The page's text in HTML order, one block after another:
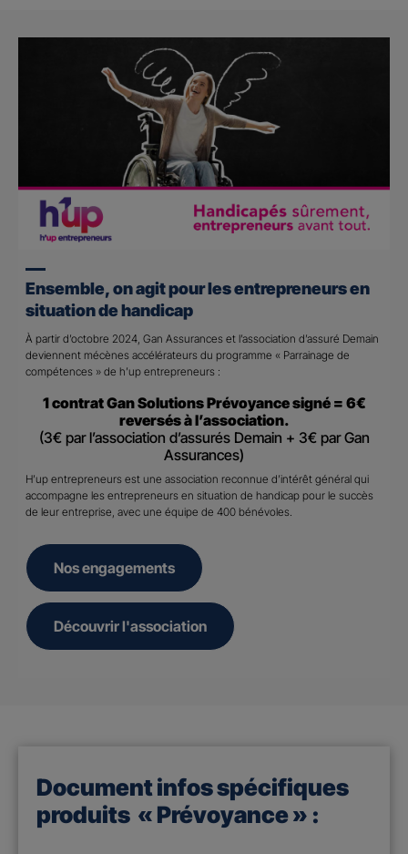
Ensemble, on agit pour les entrepreneurs en
situation de handicap
À partir d’octobre 2024, Gan Assurances et l’association d’assuré Demain
deviennent mécènes accélérateurs du programme « Parrainage de
compétences » de h’up entrepreneurs :
1 contrat Gan Solutions Prévoyance signé = 6€
reversés à l’association.
(3€ par l’association d’assurés Demain + 3€ par Gan
Assurances)
H’up entrepreneurs est une association reconnue d’intérêt général qui
accompagne les entrepreneurs en situation de handicap pour le succès
de leur entreprise, avec une équipe de 400 bénévoles.
Nos engagements
Découvrir l'association
Document infos spécifiques
produits « Prévoyance » :